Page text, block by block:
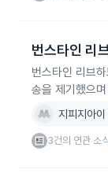
번스타인 리
번스타인 리브
송을 제기했으
지피지아이
3건의 연관 소